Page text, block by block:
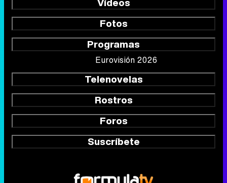
Fotos
Programas
Eurovisión 2026
Telenovelas
Rostros
Foros
Suscríbete